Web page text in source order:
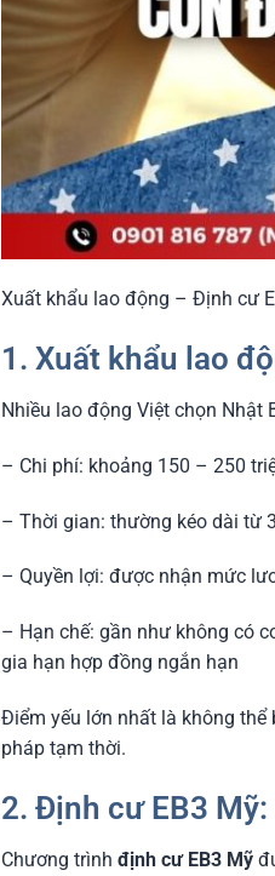
Xuất khẩu lao động – Định cư
1. Xuất khẩu lao
Nhiều lao động Việt chọn Nhật
– Chi phí: khoảng 150 – 250
– Thời gian: thường kéo dài từ
– Quyền lợi: được nhận mức
– Hạn chế: gần như không có
gia hạn hợp đồng ngắn hạn
Điểm yếu lớn nhất là không
pháp tạm thời.
2. Định cư EB3
Chương trìnhđịnh cư EB3 Mỹ